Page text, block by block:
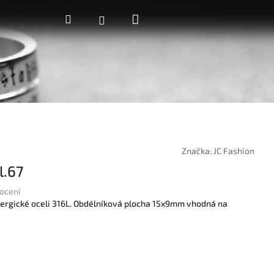
HledatPřihlášeníNákupní
košík
Značka: JC Fashion
oceli 316L. Obdélníková plocha 15x9mm vhodná na